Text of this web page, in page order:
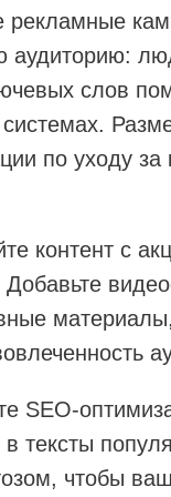
рекламные
аудиторию:
слов
по уходу
контент с
SEO-
тексты
чтобы